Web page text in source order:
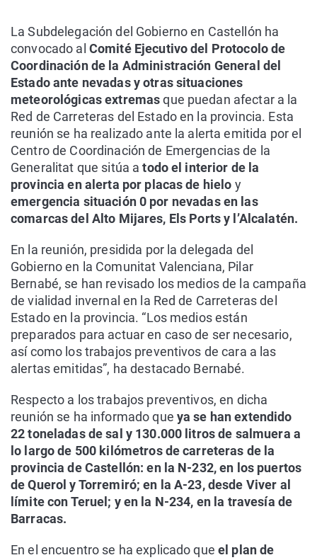
La Subdelegación del Gobierno en Castellón ha
convocado al Comité Ejecutivo del Protocolo de
Coordinación de la Administración General del
Estado ante nevadas y otras situaciones
meteorológicas extremasque puedan afectar a la
Red de Carreteras del Estado en la provincia. Esta
reunión se ha realizado ante la alerta emitida por el
Centro de Coordinación de Emergencias de la
Generalitat que sitúa atodo el interior de la
provincia en alerta por placas de hielo y
emergencia situación 0 por nevadas en las
comarcas del Alto Mijares, Els Ports y l’Alcalatén.
En la reunión, presidida por la delegada del
Gobierno en la Comunitat Valenciana, Pilar
Bernabé, se han revisado los medios de la campaña
de vialidad invernal en la Red de Carreteras del
Estado en la provincia. “Los medios están
preparados para actuar en caso de ser necesario,
así como los trabajos preventivos de cara a las
alertas emitidas”, ha destacado Bernabé.
Respecto a los trabajos preventivos, en dicha
reunión se ha informado que ya se han extendido
22 toneladas de sal y 130.000 litros de salmuera a
lo largo de 500 kilómetros de carreteras de la
provincia de Castellón: en la N-232, en los puertos
de Querol y Torremiró; en la A-23, desde Viver al
límite con Teruel; y en la N-234, en la travesía de
Barracas.
En el encuentro se ha explicado queel plan de